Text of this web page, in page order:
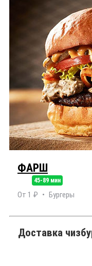
ФАРШ
45-89 мин
От 1 ₽ Бургеры
Доставка